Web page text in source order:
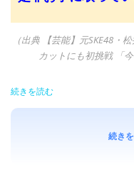
（出典 【芸能】元SKE48
カットにも初挑戦 「
続きを読む
続き